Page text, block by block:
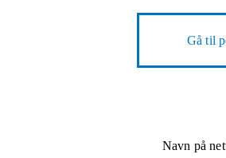
Gå til
Navn på